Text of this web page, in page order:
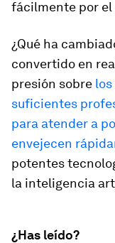
fácilmente por el
¿Qué ha
convertido en
presión sobre
suficientes
para atender a
envejecen
potentes
la inteligencia
¿Has leído?